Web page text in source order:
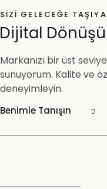
SIZI GELECEĞE
Dijital
Markanızı bir üst
sunuyorum. Kalite ve
deneyimleyin.
Benimle Tanışın